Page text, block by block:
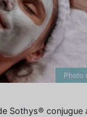
Photo
Sothys® conjugue